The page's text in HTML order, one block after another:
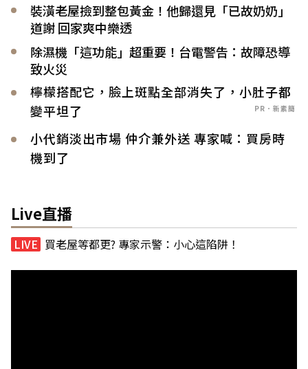
裝潢老屋撿到整包黃金！他歸還見「已故奶奶」
道謝 回家爽中樂透
除濕機「這功能」超重要！台電警告：故障恐導
致火災
檸檬搭配它，臉上斑點全部消失了，小肚子都
變平坦了
PR．新素簡
小代銷淡出市場 仲介兼外送 專家喊：買房時
機到了
Live直播
買老屋等都更? 專家示警：小心這陷阱！